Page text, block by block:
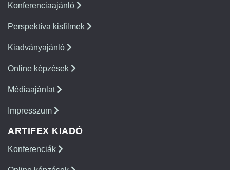
Konferenciaajánló
Perspektíva kisfilmek
Kiadványajánló
Online képzések
Médiaajánlat
Impresszum
ARTIFEX KIADÓ
Konferenciák